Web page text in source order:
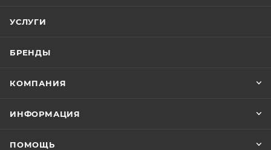
УСЛУГИ
БРЕНДЫ
КОМПАНИЯ
ИНФОРМАЦИЯ
ПОМОЩЬ